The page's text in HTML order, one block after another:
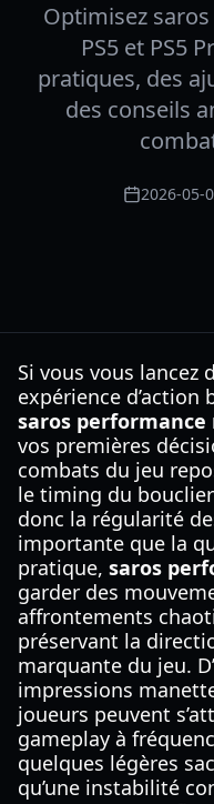
Optimisez
PS5 et PS5
pratiques, des
des conseils
2026-05-
Si vous vous lancez
expérience
saros performance
vos premières
combats du jeu
le timing du
donc la régularité
importante que la
pratique, saros
garder des
affrontements
préservant la
marquante du jeu.
impressions
joueurs peuvent
gameplay à
quelques légères
qu’une instabilité